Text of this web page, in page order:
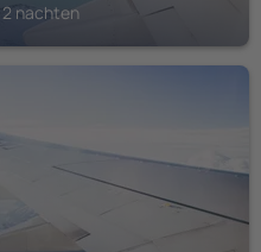
2 nachten